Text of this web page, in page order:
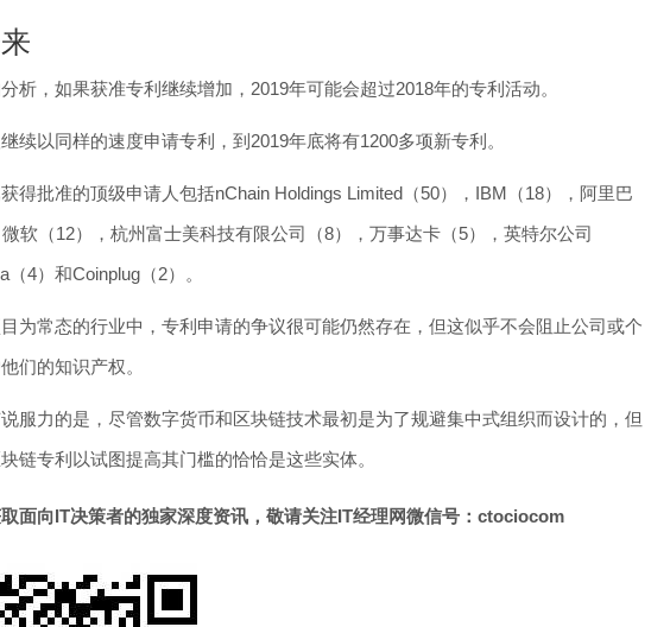
析，如果获准专利继续增加，2019年可能会超过2018年的专利活动。
续以同样的速度申请专利，到2019年底将有1200多项新专利。
得批准的顶级申请人包括nChain Holdings Limited（50）， IBM （18）， 阿里巴
微软 （12），杭州富士美科技有限公司（8）， 万事达卡 （5）， 英特尔公司
（4）和Coinplug（2）。
为常态的行业中，专利申请的争议很可能仍然存在，但这似乎不会阻止公司或个
们的知识产权。
服力的是，尽管数字货币和区块链技术最初是为了规避集中式组织而设计的，但
链专利以试图提高其门槛的恰恰是这些实体。
面向IT决策者的独家深度资讯，敬请关注IT经理网微信号：ctociocom